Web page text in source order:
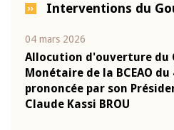
Interventions du
04 mars 2026
Allocution d'ouverture du
Monétaire de la BCEAO du
prononcée par son
Claude Kassi BROU